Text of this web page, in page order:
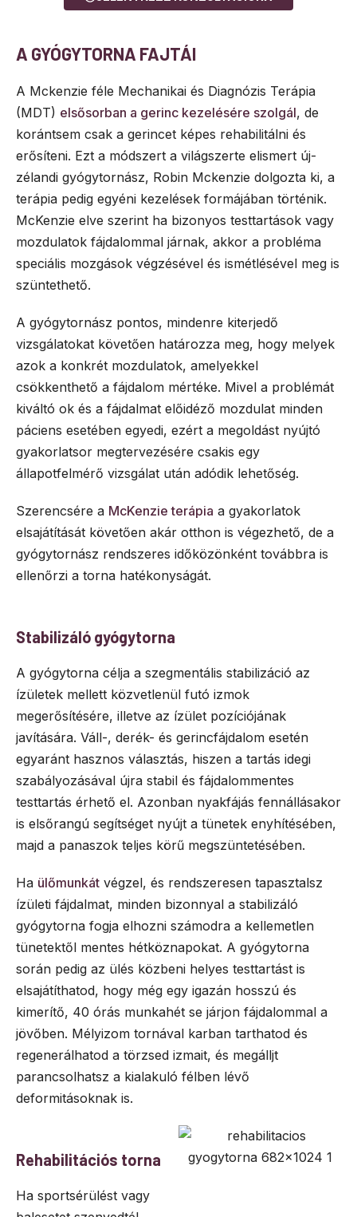
A GYÓGYTORNA FAJTÁI
A Mckenzie féle Mechanikai és Diagnózis Terápia
(MDT) elsősorban a gerinc kezelésére szolgál, de
korántsem csak a gerincet képes rehabilitálni és
erősíteni. Ezt a módszert a világszerte elismert új-
zélandi gyógytornász, Robin Mckenzie dolgozta ki, a
terápia pedig egyéni kezelések formájában történik.
McKenzie elve szerint ha bizonyos testtartások vagy
mozdulatok fájdalommal járnak, akkor a probléma
speciális mozgások végzésével és ismétlésével meg is
szüntethető.
A gyógytornász pontos, mindenre kiterjedő
vizsgálatokat követően határozza meg, hogy melyek
azok a konkrét mozdulatok, amelyekkel
csökkenthető a fájdalom mértéke. Mivel a problémát
kiváltó ok és a fájdalmat előidéző mozdulat minden
páciens esetében egyedi, ezért a megoldást nyújtó
gyakorlatsor megtervezésére csakis egy
állapotfelmérő vizsgálat után adódik lehetőség.
Szerencsére a McKenzie terápia a gyakorlatok
elsajátítását követően akár otthon is végezhető, de a
gyógytornász rendszeres időközönként továbbra is
ellenőrzi a torna hatékonyságát.
Stabilizáló gyógytorna
A gyógytorna célja a szegmentális stabilizáció az
ízületek mellett közvetlenül futó izmok
megerősítésére, illetve az ízület pozíciójának
javítására. Váll-, derék- és gerincfájdalom esetén
egyaránt hasznos választás, hiszen a tartás idegi
szabályozásával újra stabil és fájdalommentes
testtartás érhető el. Azonban nyakfájás fennállásakor
is elsőrangú segítséget nyújt a tünetek enyhítésében,
majd a panaszok teljes körű megszüntetésében.
Ha ülőmunkát végzel, és rendszeresen tapasztalsz
ízületi fájdalmat, minden bizonnyal a stabilizáló
gyógytorna fogja elhozni számodra a kellemetlen
tünetektől mentes hétköznapokat. A gyógytorna
során pedig az ülés közbeni helyes testtartást is
elsajátíthatod, hogy még egy igazán hosszú és
kimerítő, 40 órás munkahét se járjon fájdalommal a
jövőben. Mélyizom tornával karban tarthatod és
regenerálhatod a törzsed izmait, és megálljt
parancsolhatsz a kialakuló félben lévő
deformitásoknak is.
Rehabilitációs torna
Ha sportsérülést vagy